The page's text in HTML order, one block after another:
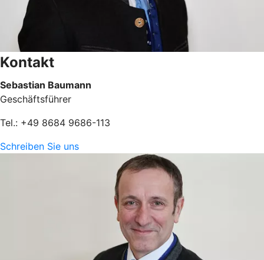
Kontakt
Sebastian Baumann
Geschäftsführer
Tel.: +49 8684 9686-113
Schreiben Sie uns